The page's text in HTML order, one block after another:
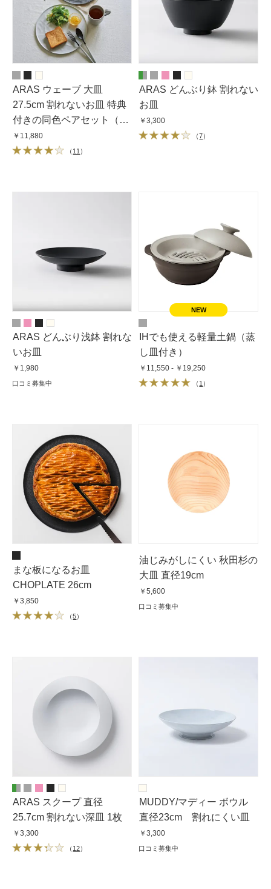
ARAS ウェーブ 大皿
27.5cm 割れないお皿 特典
付きの同色ペアセット（同
色お皿2枚＋同色フォーク
＆スプーン2セット＋お箸
￥11,880
（ 11 ）
ARAS どんぶり鉢 割れない
お皿
￥3,300
（7）
ARAS どんぶり浅鉢 割れな
いお皿
￥1,980
口コミ募集中
IHでも使える軽量土鍋（蒸
し皿付き）
￥11,550 - ￥19,250
（ 1 ）
まな板になるお皿
CHOPLATE 26cm
￥3,850
（5）
油じみがしにくい 秋田杉の
大皿 直径19cm
￥5,600
口コミ募集中
ARAS スクープ 直径
25.7cm 割れない深皿 1枚
￥3,300
（ 12）
MUDDY/マディー ボウル
直径23cm 割れにくい皿
￥3,300
口コミ募集中